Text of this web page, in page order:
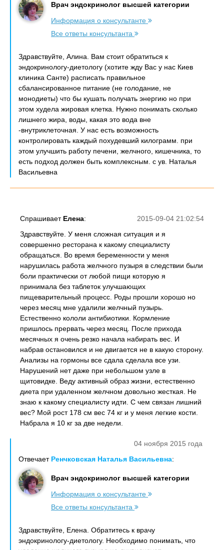
Врач эндокринолог высшей категории
Информация о консультанте
Все ответы консультанта
Здравствуйте, Алина. Вам стоит обратиться к
эндокринологу-диетологу (хотите жду Вас у нас Киев
клиника Санте) расписать правильное
сбалансированное питание (не голодание, не
монодиеты) что бы кушать получать энергию но при
этом худела жировая клетка. Нужно понимать сколько
лишнего жира, воды, какая это вода вне
-внутриклеточная. У нас есть возможность
контролировать каждый похудевший килограмм. при
этом улучшить работу печени, желчного, кишечника, то
есть подход должен быть комплексным. с ув. Наталья
Васильевна
2015-09-04 21:02:54
Спрашивает Елена:
Здравствуйте. У меня сложная ситуация и я
совершенно ресторана к какому специалисту
обращаться. Во время беременности у меня
нарушилась работа желчного пузыря в следствии были
боли практически от любой пищи которую я
принимала без таблеток улучшающих
пищеварительный процесс. Роды прошли хорошо но
через месяц мне удалили желчный пузырь.
Естественно кололи антибиотики. Кормление
пришлось прервать через месяц. После прихода
месячных я очень резко начала набирать вес. И
набрав остановился и не двигается не в какую сторону.
Анализы на гормоны все сдала сделала все узи.
Нарушений нет даже при небольшом узле в
щитовидке. Веду активный образ жизни, естественно
диета при удаленном желчном довольно жесткая. Не
знаю к какому специалисту идти. С чем связан лишний
вес? Мой рост 178 см вес 74 кг и у меня легкие кости.
Набрала я 10 кг за две недели.
04 ноября 2015 года
Отвечает Ренчковская Наталья Васильевна:
Врач эндокринолог высшей категории
Информация о консультанте
Все ответы консультанта
Здравствуйте, Елена. Обратитесь к врачу
эндокринологу-диетологу. Необходимо понимать, что